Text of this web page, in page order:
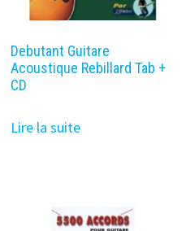
Debutant Guitare
Acoustique Rebillard Tab +
CD
Lire la suite